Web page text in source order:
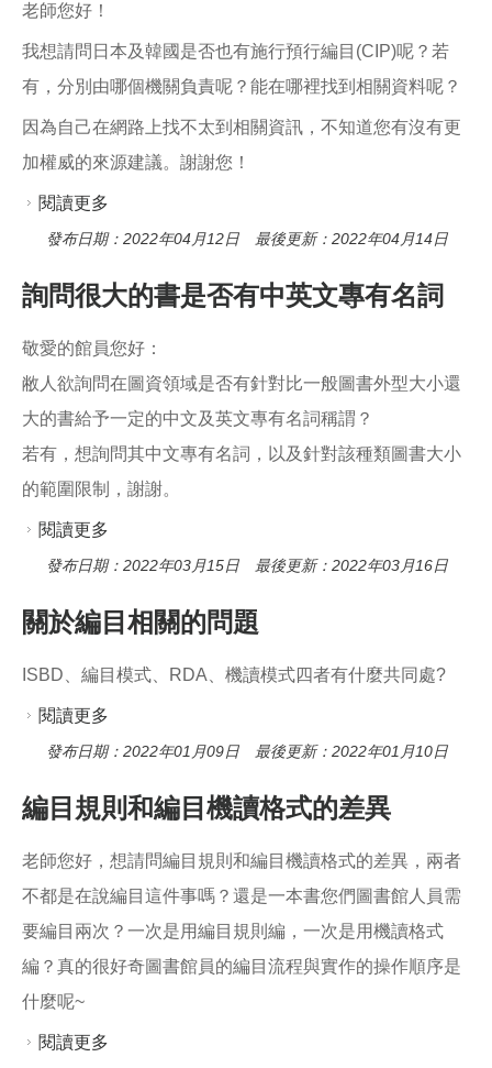
老師您好！
我想請問日本及韓國是否也有施行預行編目(CIP)呢？若
有，分別由哪個機關負責呢？能在哪裡找到相關資料呢？
因為自己在網路上找不太到相關資訊，不知道您有沒有更
加權威的來源建議。謝謝您！
閱讀更多
發布日期：2022年04月12日 最後更新：2022年04月14日
詢問很大的書是否有中英文專有名詞
敬愛的館員您好：
敝人欲詢問在圖資領域是否有針對比一般圖書外型大小還
大的書給予一定的中文及英文專有名詞稱謂？
若有，想詢問其中文專有名詞，以及針對該種類圖書大小
的範圍限制，謝謝。
閱讀更多
發布日期：2022年03月15日 最後更新：2022年03月16日
關於編目相關的問題
ISBD、編目模式、RDA、機讀模式四者有什麼共同處?
閱讀更多
發布日期：2022年01月09日 最後更新：2022年01月10日
編目規則和編目機讀格式的差異
老師您好，想請問編目規則和編目機讀格式的差異，兩者
不都是在說編目這件事嗎？還是一本書您們圖書館人員需
要編目兩次？一次是用編目規則編，一次是用機讀格式
編？真的很好奇圖書館員的編目流程與實作的操作順序是
什麼呢~
閱讀更多